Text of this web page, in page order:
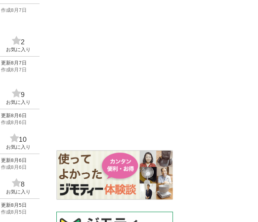
作成8月7日
2
お気に入り
更新8月7日
作成8月7日
9
お気に入り
更新8月6日
作成8月6日
10
お気に入り
更新8月6日
作成8月6日
8
お気に入り
更新8月5日
作成8月5日